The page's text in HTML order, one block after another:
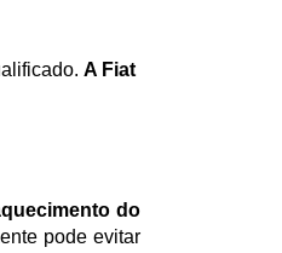
A Fiat
do
pode evitar